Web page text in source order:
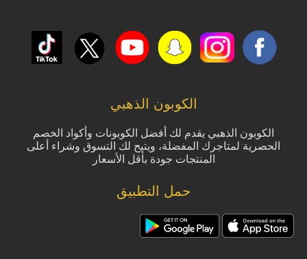
الكوبون الذهبي
الكوبون الذهبي يقدم لك أفضل الكوبونات وأكواد الخصم
الحصرية لمتاجرك المفضلة، ويتيح لك التسوق وشراء أعلى
المنتجات جودة بأقل الأسعار
حمل التطبيق